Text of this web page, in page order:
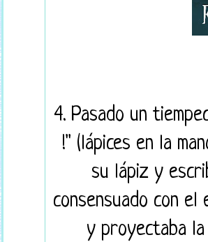
4. Pasado un
!" (lápices en la
su lápiz y
consensuado con el
y proyectaba la